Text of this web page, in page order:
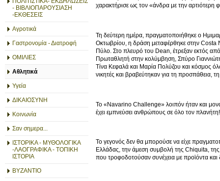
- ΒΙΒΛΙΟΠΑΡΟΥΣΙΑΣΗ
-ΕΚΘΕΣΕΙΣ
Αγροτικά
Γαστρονομία - Διατροφή
ΟΜΙΛΙΕΣ
Αθλητικά
Υγεία
ΔΙΚΑΙΟΣΥΝΗ
Κοινωνία
Σαν σημερα...
ΙΣΤΟΡΙΚΑ - ΜΥΘΟΛΟΓΙΚΑ
-ΛΑΟΓΡΑΦΙΚΑ - ΤΟΠΙΚΗ
ΙΣΤΟΡΙΑ
ΒΥΖΑΝΤΙΟ
χαρακτήρισε ως τον «άνδρα με την αρτιότερη
Τη δεύτερη ημέρα, πραγματοποιήθηκε ο
Οκτωβρίου, η δράση μεταφέρθηκε στην Costa
Πύλο. Στο πλευρό του Dean, έτρεξαν εκτός
Πρωταθλητή στην κολύμβηση, Σπύρο
Τίνα Κεφαλά και Μαρία Πολύζου και κόσμος
νικητές και βραβεύτηκαν για τη προσπάθεια,
Το «Navarino Challenge» λοιπόν ήταν και
έχει εμπνεύσει ανθρώπους σε όλο τον πλανήτη!
Το γεγονός δεν θα μπορούσε να είχε
Ελλάδας, την άμεση συμβολή της Chiquita,
που τροφοδοτούσαν συνέχεια με προϊόντα